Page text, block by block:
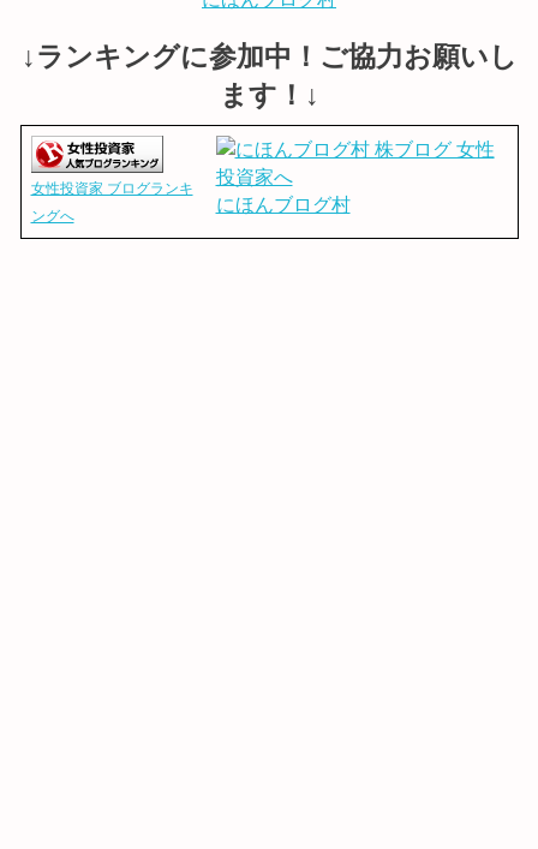
↓ランキングに参加中！ご協力お願いし
ます！↓
女性投資家 ブログランキ
ングへ
にほんブログ村